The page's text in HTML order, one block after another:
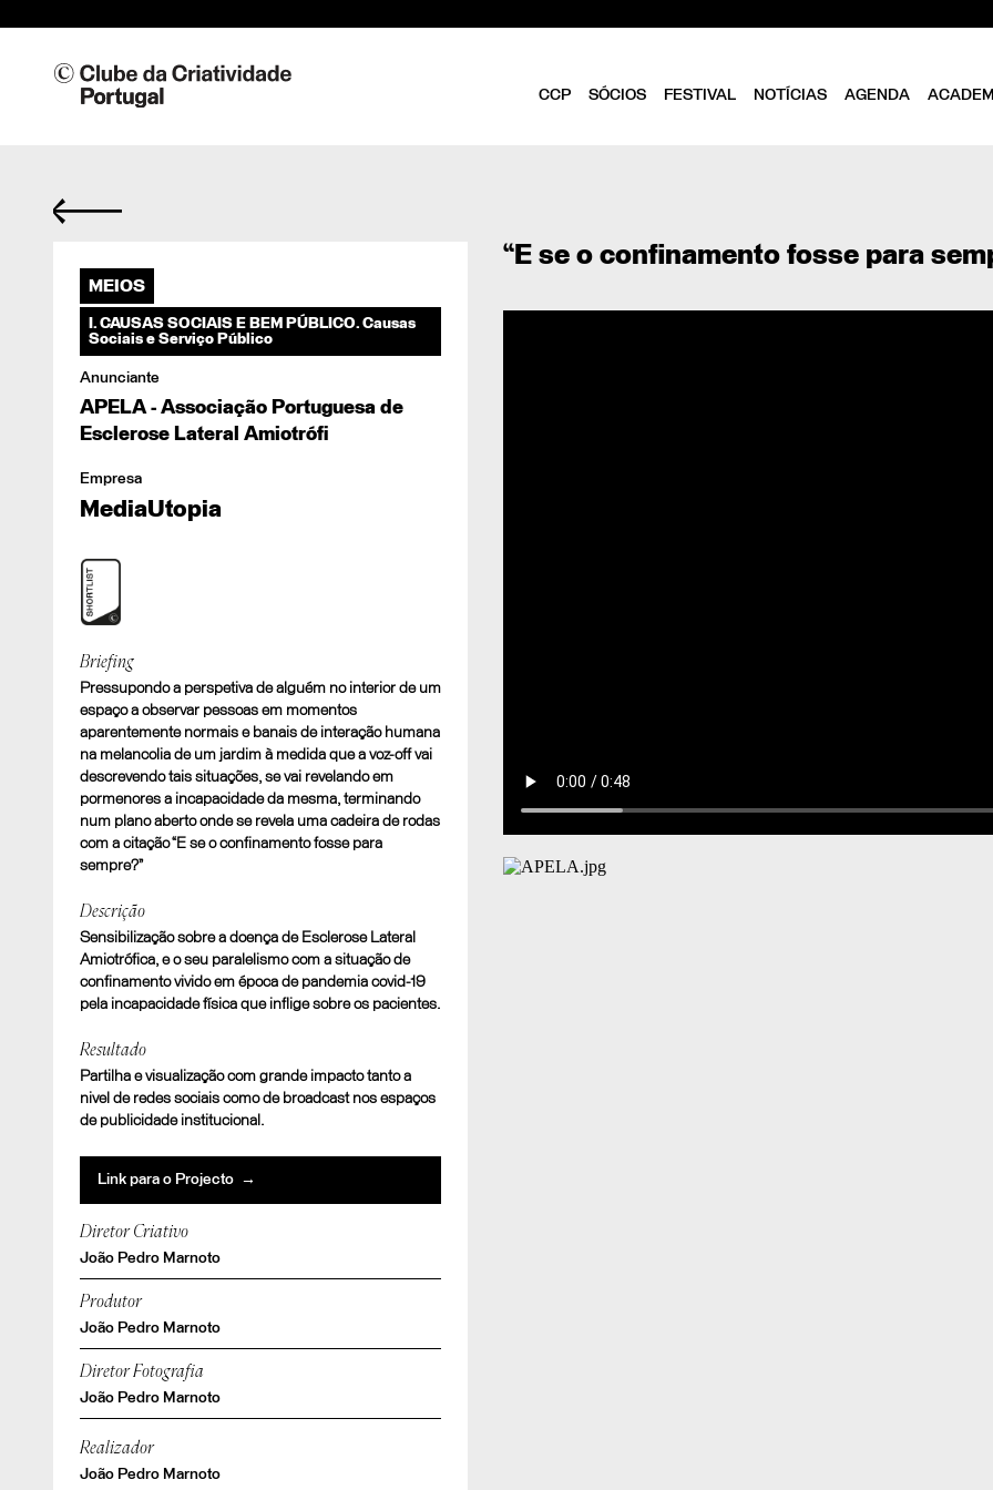
CCP
EQUIPA
CONSELHO FISCAL
SÓCIOS
FOLHA EM BRANCO
FESTIVAL NOTÍCIAS AGENDA
MEIOS
I. CAUSAS SOCIAIS E BEM PÚBLICO. Causas
Sociais e Serviço Público
Anunciante
APELA - Associação Portuguesa de
Esclerose Lateral Amiotrófi
Empresa
MediaUtopia
“E se o confinamento fosse para sempre?”
I. CAUSAS SOCIAIS E BEM PÚBLICO. Causas
Sociais e Serviço Público
Briefing
Pressupondo a perspetiva de alguém no interior de um
espaço a observar pessoas em momentos
aparentemente normais e banais de interação humana
na melancolia de um jardim à medida que a voz-off vai
descrevendo tais situações, se vai revelando em
pormenores a incapacidade da mesma, terminando
num plano aberto onde se revela uma cadeira de rodas
com a citação “E se o confinamento fosse para
sempre?”
Descrição
Sensibilização sobre a doença de Esclerose Lateral
Amiotrófica, e o seu paralelismo com a situação de
confinamento vivido em época de pandemia covid-19
pela incapacidade física que inflige sobre os pacientes.
Resultado
Partilha e visualização com grande impacto tanto a
nivel de redes sociais como de broadcast nos espaços
de publicidade institucional.
Link para o Projecto →
Diretor Criativo
João Pedro Marnoto
Produtor
João Pedro Marnoto
Diretor Fotografia
João Pedro Marnoto
Realizador
João Pedro Marnoto
Responsável
“E se o confinamento fosse para